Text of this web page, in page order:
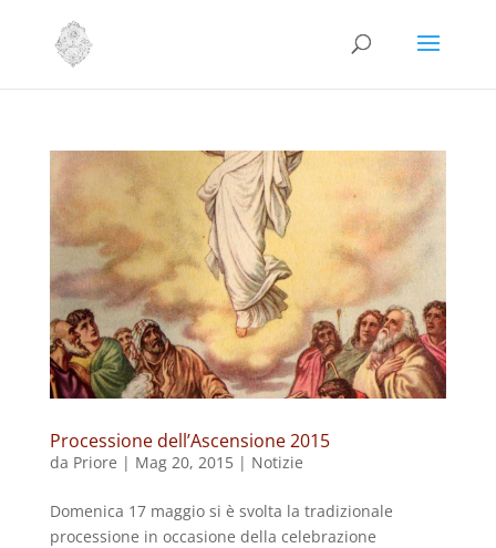
Processione dell’Ascensione 2015
da Priore | Mag 20, 2015| Notizie
Domenica 17 maggio si è svolta la tradizionale
processione in occasione della celebrazione